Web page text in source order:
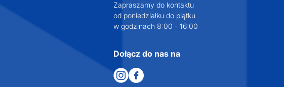
Zapraszamy do kontaktu
od poniedziałku do piątku
w godzinach 8:00 - 16:00
Dołącz do nas na